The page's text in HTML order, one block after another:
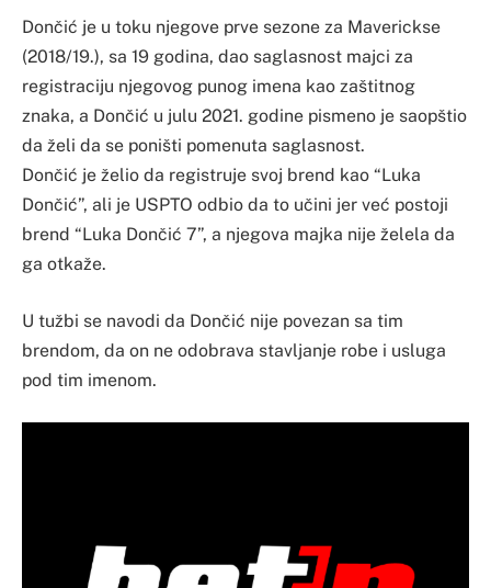
Dončić je u toku njegove prve sezone za Maverickse
(2018/19.), sa 19 godina, dao saglasnost majci za
registraciju njegovog punog imena kao zaštitnog
znaka, a Dončić u julu 2021. godine pismeno je saopštio
da želi da se poništi pomenuta saglasnost.
Dončić je želio da registruje svoj brend kao “Luka
Dončić”, ali je USPTO odbio da to učini jer već postoji
brend “Luka Dončić 7”, a njegova majka nije želela da
ga otkaže.
U tužbi se navodi da Dončić nije povezan sa tim
brendom, da on ne odobrava stavljanje robe i usluga
pod tim imenom.